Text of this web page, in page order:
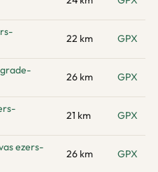
22 km GPX
26 km GPX
21 km GPX
ezers-
26 km GPX